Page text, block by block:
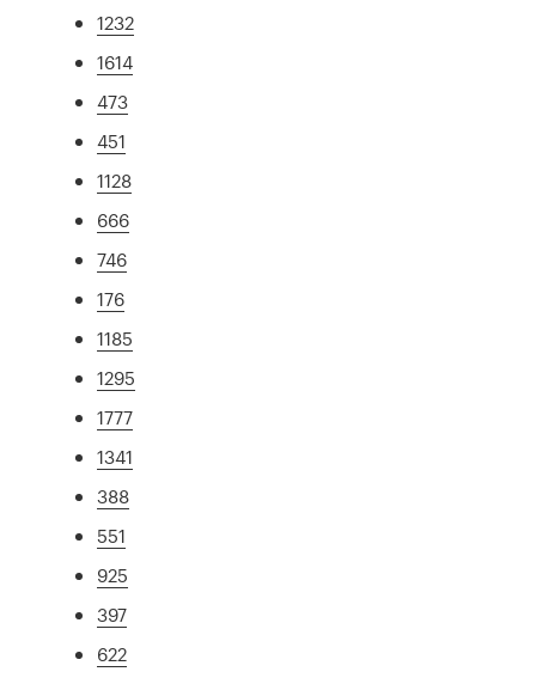
1232
1614
473
451
1128
666
746
176
1185
1295
1777
1341
388
551
925
397
622